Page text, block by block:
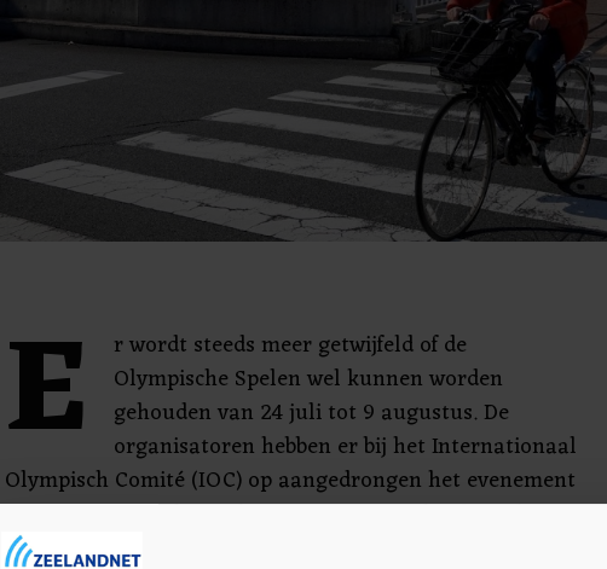
E
r wordt steeds meer getwijfeld of de
Olympische Spelen wel kunnen worden
gehouden van 24 juli tot 9 augustus. De
organisatoren hebben er bij het Internationaal
Olympisch Comité (IOC) op aangedrongen het evenement
zoals gepland te laten doorgaan. Het IOC heeft eerder
gezegd dat er nog geen sprake is van annulering of